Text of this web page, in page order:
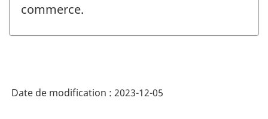
commerce.
Date de modification : 2023-12-05